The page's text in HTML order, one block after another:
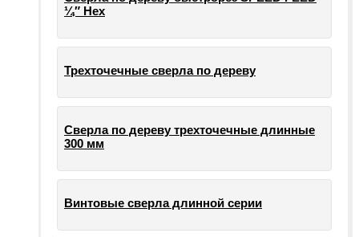
¼″ Hex
Трехточечные сверла по дереву
Сверла по дереву трехточечные длинные
300 мм
Винтовые сверла длинной серии